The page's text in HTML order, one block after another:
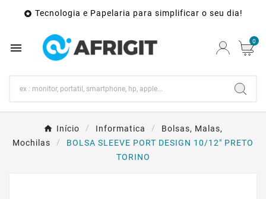
 Tecnologia e Papelaria para simplificar o seu dia!
 0
Início Informatica
Bolsas, Malas,
Mochilas
BOLSA SLEEVE PORT DESIGN 10/12" PRETO
TORINO